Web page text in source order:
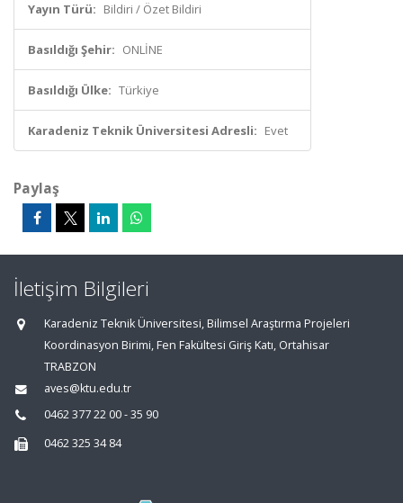
Yayın Türü: Bildiri / Özet Bildiri
Basıldığı Şehir: ONLİNE
Basıldığı Ülke: Türkiye
Karadeniz Teknik Üniversitesi Adresli: Evet
Paylaş
İletişim Bilgileri
Karadeniz Teknik Üniversitesi, Bilimsel Araştırma Projeleri
Koordinasyon Birimi, Fen Fakültesi Giriş Katı, Ortahisar
TRABZON
aves@ktu.edu.tr
0462 377 22 00 - 35 90
0462 325 34 84